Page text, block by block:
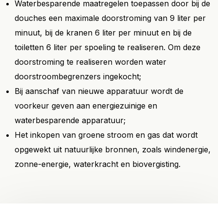
Waterbesparende maatregelen toepassen door bij de
douches een maximale doorstroming van 9 liter per
minuut, bij de kranen 6 liter per minuut en bij de
toiletten 6 liter per spoeling te realiseren. Om deze
doorstroming te realiseren worden water
doorstroombegrenzers ingekocht;
Bij aanschaf van nieuwe apparatuur wordt de
voorkeur geven aan energiezuinige en
waterbesparende apparatuur;
Het inkopen van groene stroom en gas dat wordt
opgewekt uit natuurlijke bronnen, zoals windenergie,
zonne-energie, waterkracht en biovergisting.